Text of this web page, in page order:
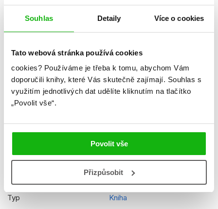
Souhlas Detaily Více o cookies
Tato webová stránka používá cookies
cookies? Používáme je třeba k tomu, abychom Vám
doporučili knihy, které Vás skutečně zajímají. Souhlas s
využitím jednotlivých dat udělíte kliknutím na tlačítko
„Povolit vše“.
Povolit vše
Přizpůsobit
Řady Peppa Pig
Původní název
Peppa Pig - Peppa's Magical
Peppa's Fairy Tale, Peppa´s
Dargon Adventure
Původní jazyk
Překladatel Petra Vichrová
9788025262245
Věk od 3
Čtyři pohádky
Typ Kniha